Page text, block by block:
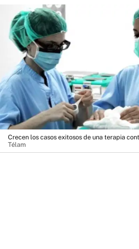
Crecen los casos exitosos de una terapia
Télam